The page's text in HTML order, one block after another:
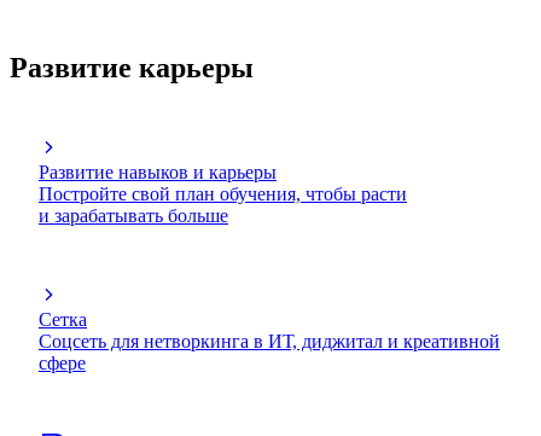
Развитие карьеры
Развитие навыков и карьеры
Постройте свой план обучения, чтобы расти
и зарабатывать больше
Сетка
Соцсеть для нетворкинга в ИТ, диджитал и креативной
сфере